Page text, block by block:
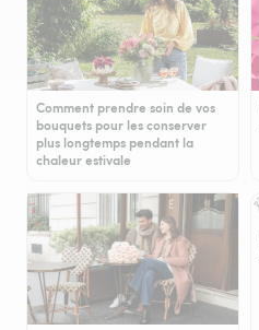
Comment prendre soin de vos
bouquets pour les conserver
plus longtemps pendant la
chaleur estivale